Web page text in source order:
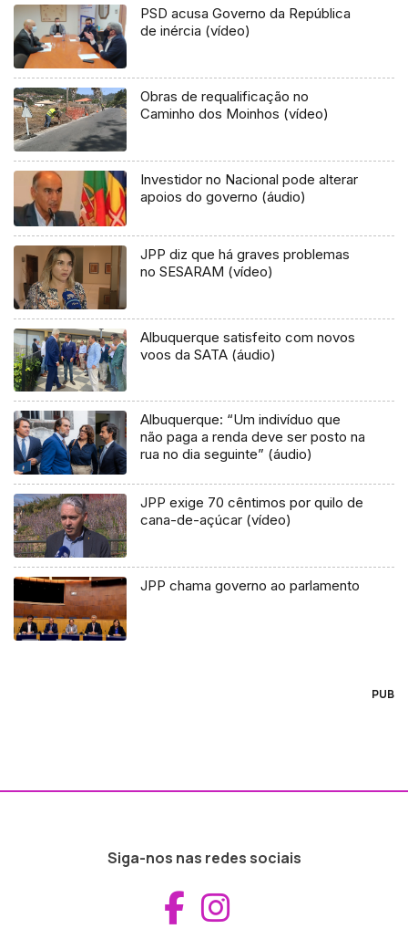
PSD acusa Governo da República
de inércia (vídeo)
Obras de requalificação no
Caminho dos Moinhos (vídeo)
Investidor no Nacional pode alterar
apoios do governo (áudio)
JPP diz que há graves problemas
no SESARAM (vídeo)
Albuquerque satisfeito com novos
voos da SATA (áudio)
Albuquerque: “Um indivíduo que
não paga a renda deve ser posto na
rua no dia seguinte” (áudio)
JPP exige 70 cêntimos por quilo de
cana-de-açúcar (vídeo)
JPP chama governo ao parlamento
PUB
Siga-nos nas redes sociais
Aceder ao